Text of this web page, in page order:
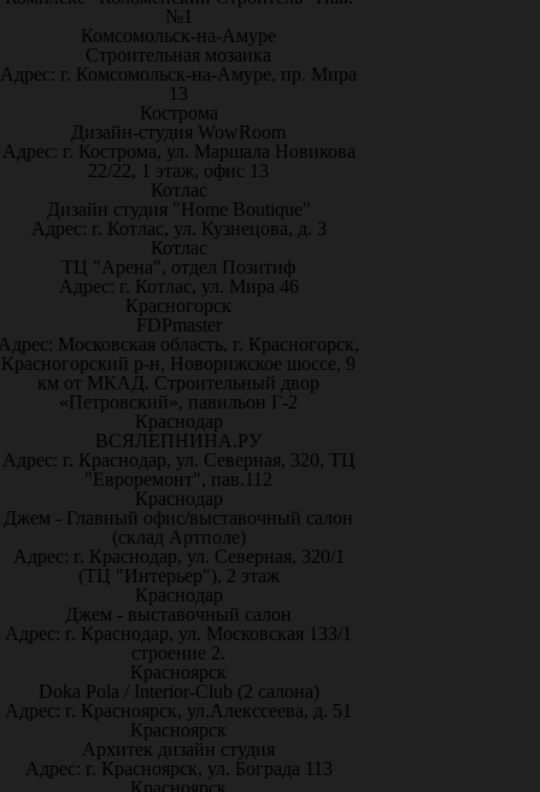
№1
Комсомольск-на-Амуре
Строительная мозаика
Адрес: г. Комсомольск-на-Амуре, пр. Мира
13
Кострома
Дизайн-студия WowRoom
Адрес: г. Кострома, ул. Маршала Новикова
22/22, 1 этаж, офис 13
Котлас
Дизайн студия "Home Boutique"
Адрес: г. Котлас, ул. Кузнецова, д. 3
Котлас
ТЦ "Арена", отдел Позитиф
Адрес: г. Котлас, ул. Мира 46
Красногорск
FDPmaster
Московская область, г. Красногорск,
Красногорский р-н, Новорижское шоссе, 9
км от МКАД. Строительный двор
«Петровский», павильон Г-2
Краснодар
ВСЯЛЕПНИНА.РУ
Адрес: г. Краснодар, ул. Северная, 320, ТЦ
"Евроремонт", пав.112
Краснодар
Джем - Главный офис/выставочный салон
(склад Артполе)
Адрес: г. Краснодар, ул. Северная, 320/1
(ТЦ "Интерьер"), 2 этаж
Краснодар
Джем - выставочный салон
Адрес: г. Краснодар, ул. Московская 133/1
строение 2.
Красноярск
Doka Pola / Interior-Club (2 салона)
Адрес: г. Красноярск, ул.Алекссеева, д. 51
Красноярск
Архитек дизайн студия
Адрес: г. Красноярск, ул. Бограда 113
Красноярск